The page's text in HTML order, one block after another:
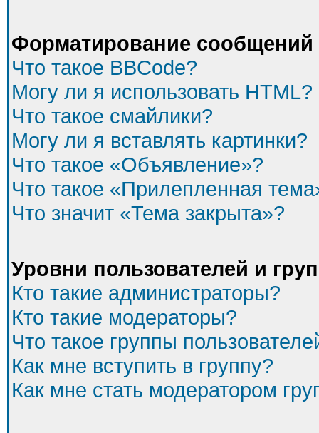
Форматирование
Что такое BBCode?
Могу ли я использовать HTML?
Что такое смайлики?
Могу ли я вставлять картинки?
Что такое «Объявление»?
Что такое «Прилепленная
Что значит «Тема закрыта»?
Уровни пользователей и
Кто такие администраторы?
Кто такие модераторы?
Что такое группы
Как мне вступить в группу?
Как мне стать модератором